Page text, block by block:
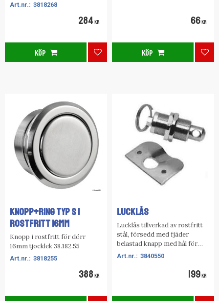
3818268
284 KR
Lägg till i favoriter
KÖP
66 KR
KÖP
KNOPP+RING TYP S I
ROSTFRITT 16MM
Knopp i rostfritt för dörr
16mm tjocklek 38.182.55
3818255
388 KR
LUCKLÅS
Lucklås tillverkad av rostfritt
stål, försedd med fjäder
belastad knapp med hål för
hänglås.3840550
199KR